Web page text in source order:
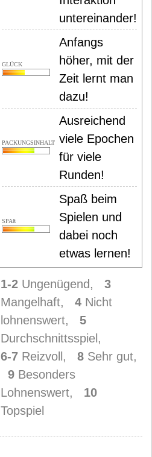
untereinander!
GLÜCK
Anfangs
höher, mit der
Zeit lernt man
dazu!
PACKUNGSINHALT
Ausreichend
viele Epochen
für viele
Runden!
SPAß
Spaß beim
Spielen und
dabei noch
etwas lernen!
1-2 Ungenügend, 3
Mangelhaft, 4 Nicht
lohnenswert, 5
Durchschnittsspiel,
6-7 Reizvoll, 8 Sehr gut,
9 Besonders
Lohnenswert, 10
Topspiel